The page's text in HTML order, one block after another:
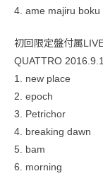
4. ame majiru boku
初回限定盤付属
QUATTRO
1. new place
2. epoch
3. Petrichor
4. breaking dawn
5. bam
6. morning